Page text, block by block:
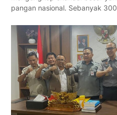
pangan nasional. Sebanyak